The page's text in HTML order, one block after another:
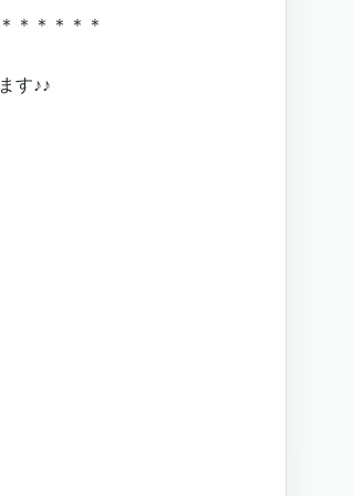
＊＊＊＊＊
す♪♪